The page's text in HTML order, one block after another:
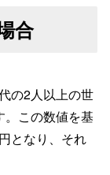
合
の2人以上の世
この数値を基
となり、それ